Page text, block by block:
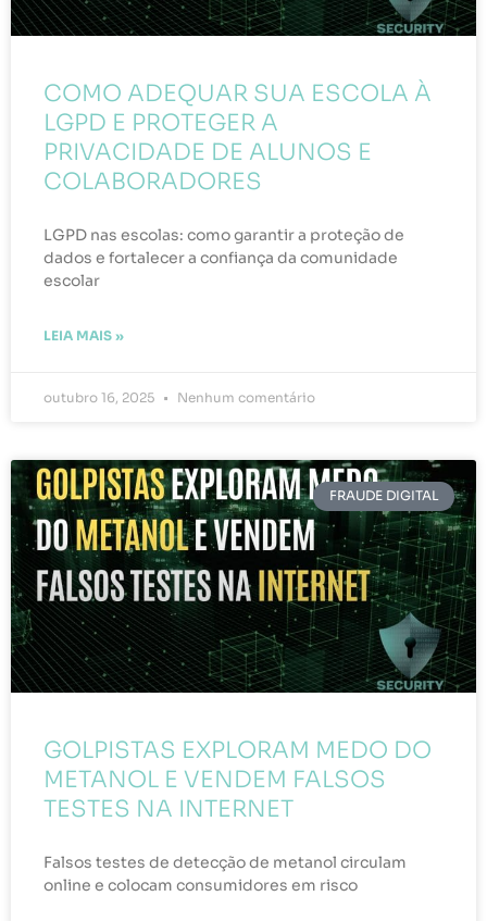
COMO ADEQUAR SUA ESCOLA À
LGPD E PROTEGER A
PRIVACIDADE DE ALUNOS E
COLABORADORES
LGPD nas escolas: como garantir a proteção de
dados e fortalecer a confiança da comunidade
escolar
LEIA MAIS »
outubro 16, 2025 Nenhum comentário
FRAUDE DIGITAL
GOLPISTAS EXPLORAM MEDO DO
METANOL E VENDEM FALSOS
TESTES NA INTERNET
Falsos testes de detecção de metanol circulam
online e colocam consumidores em risco